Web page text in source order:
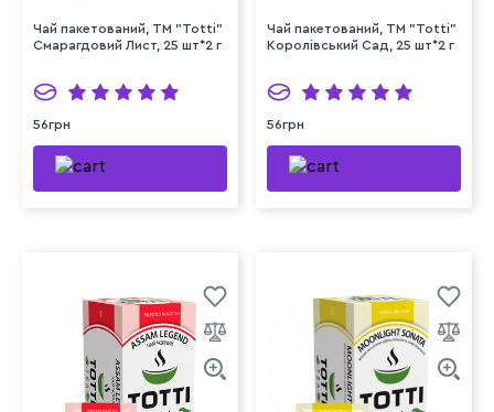
Чай пакетований, TM "Totti"
Смарагдовий Лист, 25 шт*2 г
56грн
Чай пакетований, TM "Totti"
Королівський Сад, 25 шт*2 г
56грн